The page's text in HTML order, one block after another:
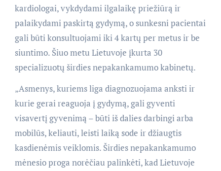
kardiologai, vykdydami ilgalaikę priežiūrą ir
palaikydami paskirtą gydymą, o sunkesni pacientai
gali būti konsultuojami iki 4 kartų per metus ir be
siuntimo. Šiuo metu Lietuvoje įkurta 30
specializuotų širdies nepakankamumo kabinetų.
„Asmenys, kuriems liga diagnozuojama anksti ir
kurie gerai reaguoja į gydymą, gali gyventi
visavertį gyvenimą – būti iš dalies darbingi arba
mobilūs, keliauti, leisti laiką sode ir džiaugtis
kasdienėmis veiklomis. Širdies nepakankamumo
mėnesio proga norėčiau palinkėti, kad Lietuvoje